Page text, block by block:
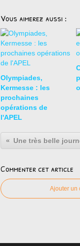
Vous aimerez aussi :
Olympiades,
Kermesse : les
prochaines
opérations de
l'APEL
Une très belle
Commenter cet article
Ajouter un